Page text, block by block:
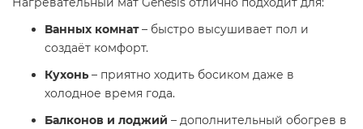
Ванных комнат– быстро высушивает пол и
создаёт комфорт.
Кухонь – приятно ходить босиком даже в
холодное время года.
Балконов и лоджий – дополнительный обогрев в